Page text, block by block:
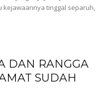
kejawaannya tinggal separuh,
DAN RANGGA
SUDAH